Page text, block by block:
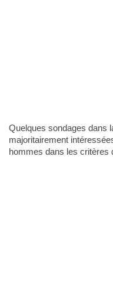
Quelques sondages dans
majoritairement
hommes dans les critères